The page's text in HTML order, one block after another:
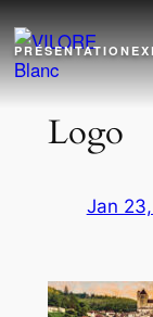
Aller
au
contenu
PRÉSENTATION
Logo
Jan